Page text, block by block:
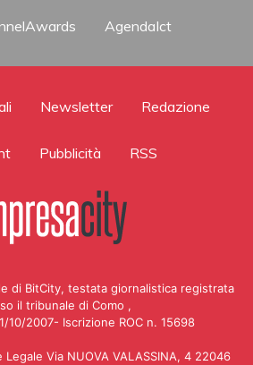
AgendaIct
Newsletter Redazione
Pubblicità RSS
di BitCity, testata giornalistica registrata
il tribunale di Como ,
10/2007- Iscrizione ROC n. 15698
Legale Via NUOVA VALASSINA, 4 22046